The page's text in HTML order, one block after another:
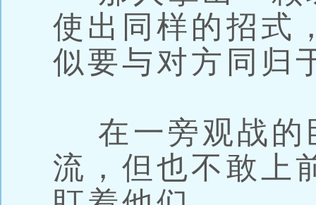
使出同样的招式
似要与对方同归
在一旁观战的
流，但也不敢上